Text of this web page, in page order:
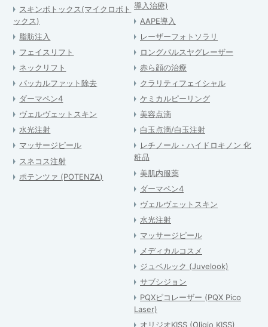
スキンボトックス(マイクロボト
ックス)
脂肪注入
フェイスリフト
ネックリフト
バッカルファット除去
ダーマペン4
ヴェルヴェットスキン
水光注射
マッサージピール
スネコス注射
ポテンツァ (POTENZA)
導入治療)
AAPE導入
レーザーフォトソラリ
ロングパルスヤグレーザー
赤ら顔の治療
クラリティフェイシャル
ケミカルピーリング
美容点滴
白玉点滴/白玉注射
レチノール・ハイドロキノン 化
粧品
美肌内服薬
ダーマペン4
ヴェルヴェットスキン
水光注射
マッサージピール
メディカルコスメ
ジュベルック (Juvelook)
サブシジョン
PQXピコレーザー (PQX Pico
Laser)
オリジオKISS (Oligio KISS)